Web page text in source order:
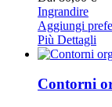
Ingrandire
Aggiungi
Più Dettagli
Contorni